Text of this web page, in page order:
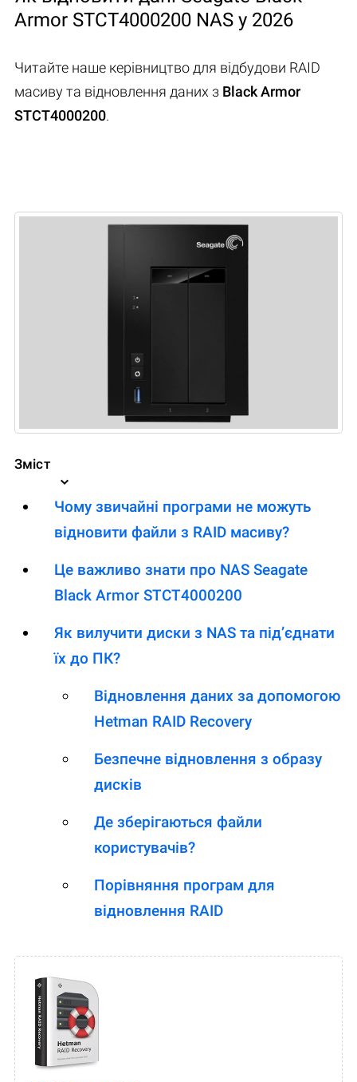
Armor STCT4000200 NAS у 2026
Читайте наше керівництво для відбудови RAID
масиву та відновлення даних з Black Armor
STCT4000200.
Зміст
Чому звичайні програми не можуть
відновити файли з RAID масиву?
Це важливо знати про NAS Seagate
Black Armor STCT4000200
Як вилучити диски з NAS та під’єднати
їх до ПК?
Відновлення даних за допомогою
Hetman RAID Recovery
Безпечне відновлення з образу
дисків
Де зберігаються файли
користувачів?
Порівняння програм для
відновлення RAID